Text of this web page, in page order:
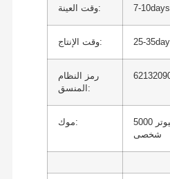
وقت العينة: 7-10days
وقت الإنتاج: 25-
رمز النظام
المنسق:
موك:
5000 جهاز كمبيوتر
شخصى